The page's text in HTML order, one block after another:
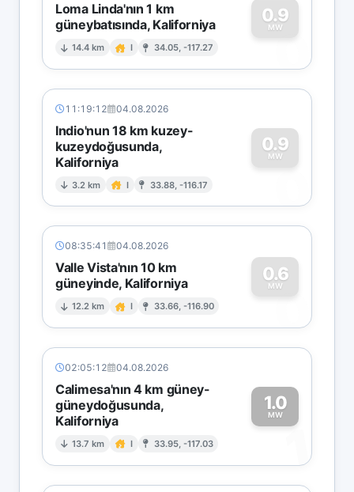
Loma Linda'nın 1 km
güneybatısında, Kaliforniya
14.4 km I 34.05, -117.27
0.9
MW
0
11:19:12 04.08.2026
Indio'nun 18 km kuzey-
kuzeydoğusunda,
Kaliforniya
3.2 km I 33.88, -116.17
0.9
MW
0
08:35:41 04.08.2026
Valle Vista'nın 10 km
güneyinde, Kaliforniya
12.2 km I 33.66, -116.90
0.6
MW
0
02:05:12 04.08.2026
Calimesa'nın 4 km güney-
güneydoğusunda,
Kaliforniya
13.7 km I 33.95, -117.03
1.0
MW
1